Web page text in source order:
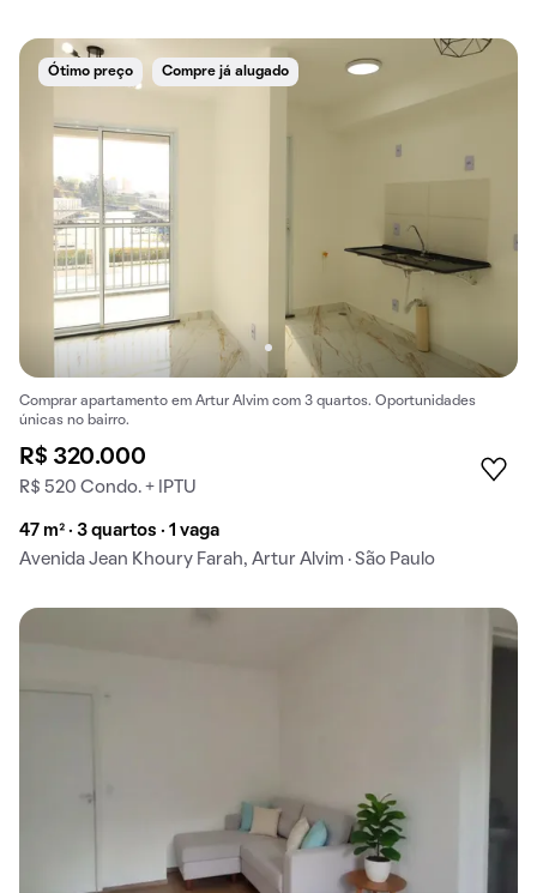
Ótimo preço Compre já alugado
Comprar apartamento em Artur Alvim com 3 quartos. Oportunidades
únicas no bairro.
R$ 320.000
R$ 520 Condo. + IPTU
47 m² · 3 quartos · 1 vaga
Avenida Jean Khoury Farah, Artur Alvim · São Paulo